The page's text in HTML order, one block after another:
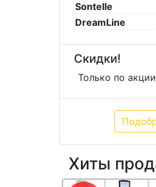
Sontelle
DreamLine
Скидки!
Только по акции
Хиты